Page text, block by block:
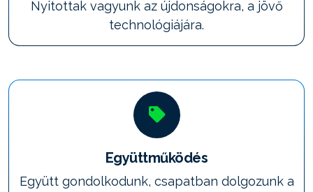
Nyitottak vagyunk az újdonságokra, a jövő
technológiájára.
Együttműködés
Együtt gondolkodunk, csapatban dolgozunk a